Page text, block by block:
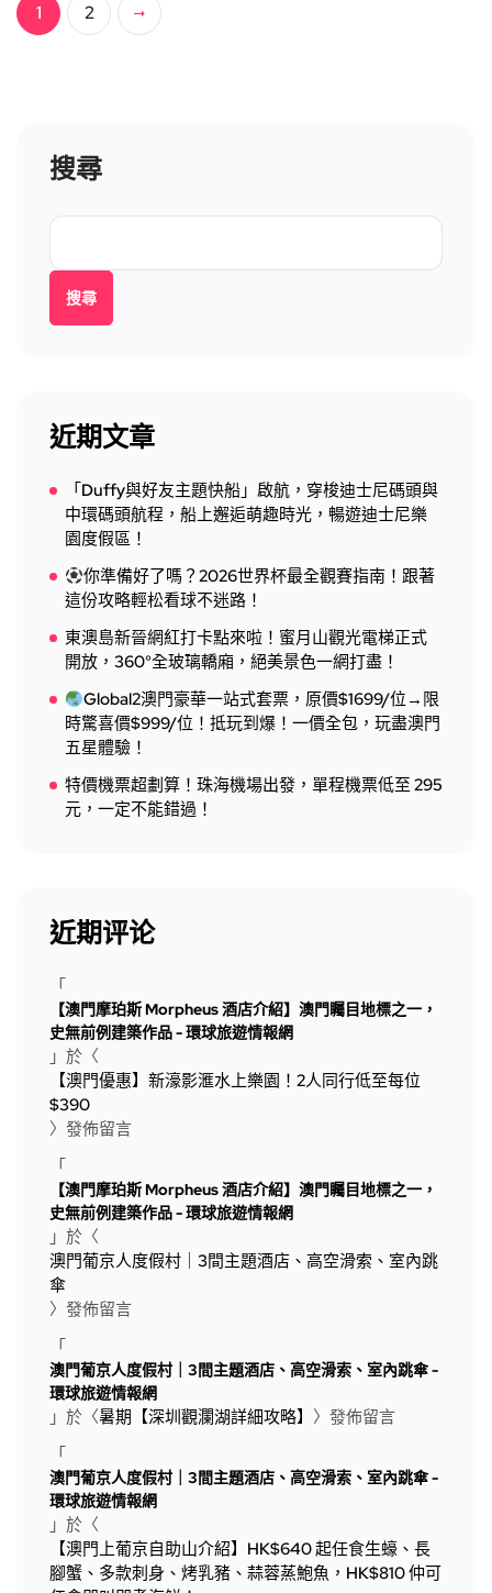
1 2
搜尋
搜尋
近期文章
「Duffy與好友主題快船」啟航，穿梭迪士尼碼頭與
中環碼頭航程，船上邂逅萌趣時光，暢遊迪士尼樂
園度假區！
你準備好了嗎？2026世界杯最全觀賽指南！跟著
這份攻略輕松看球不迷路！
東澳島新晉網紅打卡點來啦！蜜月山觀光電梯正式
開放，360°全玻璃轎廂，絕美景色一網打盡！
Global2澳門豪華一站式套票，原價$1699/位→限
時驚喜價$999/位！抵玩到爆！一價全包，玩盡澳門
五星體驗！
特價機票超劃算！珠海機場出發，單程機票低至 295
元，一定不能錯過！
近期评论
「
【澳門摩珀斯 Morpheus 酒店介紹】澳門矚目地標之一，
史無前例建築作品 - 環球旅遊情報網
」於〈
【澳門優惠】新濠影滙水上樂園！2人同行低至每位
$390
〉發佈留言
「
【澳門摩珀斯 Morpheus 酒店介紹】澳門矚目地標之一，
史無前例建築作品 - 環球旅遊情報網
」於〈
澳門葡京人度假村｜3間主題酒店、高空滑索、室內跳
傘
〉發佈留言
「
澳門葡京人度假村｜3間主題酒店、高空滑索、室內跳傘 -
環球旅遊情報網
」於〈暑期【深圳觀瀾湖詳細攻略】 〉發佈留言
「
澳門葡京人度假村｜3間主題酒店、高空滑索、室內跳傘 -
環球旅遊情報網
」於〈
【澳門上葡京自助山介紹】HK$640 起任食生蠔、長
腳蟹、多款刺身、烤乳豬、蒜蓉蒸鮑魚，HK$810 仲可